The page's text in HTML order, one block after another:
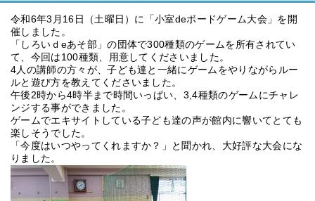
令和6年3月16日（土曜日）に「小室deボードゲーム大会」を開
催しました。
「しろいｄeあそ部」の団体で300種類のゲームを所有されてい
て、今回は100種類、用意してくださいました。
4人の講師の方々が、子ども達と一緒にゲームをやりながらルー
ルと遊び方を教えてくださいました。
午後2時から4時半まで時間いっぱい、3,4種類のゲームにチャレ
ンジする事ができました。
ゲームでエキサイトしている子ども達の声が館内に響いてとても
楽しそうでした。
「今度はいつやってくれますか？」と聞かれ、大好評な大会にな
りました。